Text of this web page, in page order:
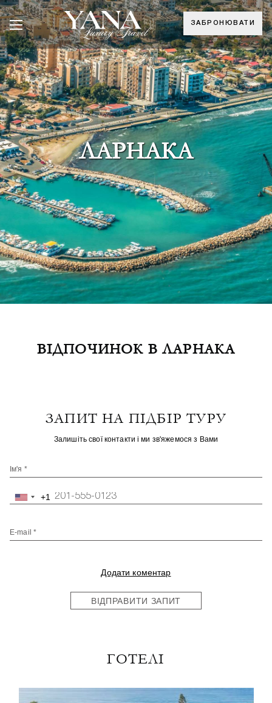
ЗАБРОНЮВАТИ
ЛАРНАКА
ВІДПОЧИНОК В ЛАРНАКА
ЗАПИТ НА ПІДБІР ТУРУ
Залишіть свої контакти і ми зв'яжемося з Вами
Ім'я *
United+1
E-mail *
Додати коментар
ВІДПРАВИТИ ЗАПИТ
ГОТЕЛІ